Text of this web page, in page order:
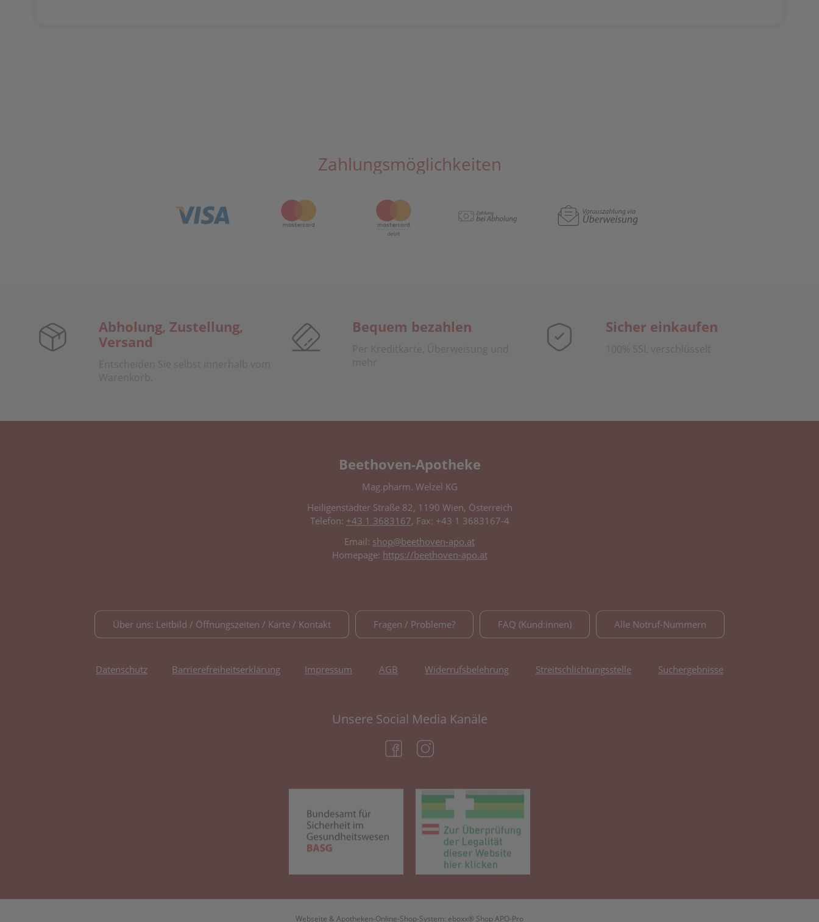
Zahlungsmöglichkeiten
Abholung, Zustellung,
Versand
Entscheiden Sie selbst innerhalb vom
Warenkorb.
Bequem bezahlen
Per Kreditkarte, Überweisung und
mehr
Sicher einkaufen
100% SSL verschlüsselt
Beethoven-Apotheke
Mag.pharm. Welzel KG
Heiligenstädter Straße 82, 1190 Wien, Österreich
Telefon: +43 1 3683167, Fax: +43 1 3683167-4
Email: shop@beethoven-apo.at
Homepage: https://beethoven-apo.at
Über uns: Leitbild / Öffnungszeiten / Karte / Kontakt Fragen / Probleme? FAQ (Kund:innen) Alle Notruf-Nummern
Datenschutz Barrierefreiheitserklärung Impressum AGB Widerrufsbelehrung Streitschlichtungsstelle Suchergebnisse
Unsere Social Media Kanäle
(öffnet in neuem Tab)
(öffnet in neuem Tab)
Webseite & Apotheken-Online-Shop-System: eboxx® Shop APO-Pro